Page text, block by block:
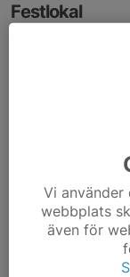
Festlokal
Vi
webbplats
även för